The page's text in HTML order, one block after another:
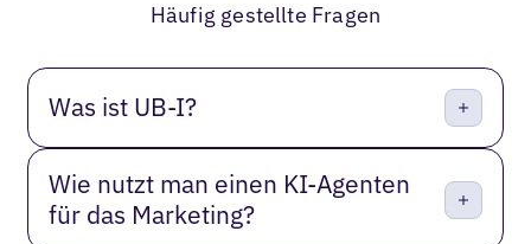
Häufig gestellte Fragen
Was ist UB-I?
Wie nutzt man einen KI-Agenten
für das Marketing?